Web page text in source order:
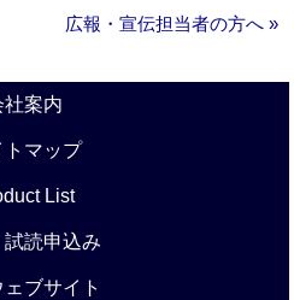
広報・宣伝担当者の方へ »
社案内
トマップ
List
試読申込み
ブサイト